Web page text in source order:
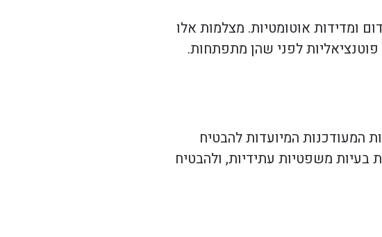
ומדידות אוטומטיות. מצלמות אלו
לפני שהן מתפתחות.
המעודכנות המיועדות להבטיח
בעיות משפטיות עתידיות, ולהבטיח